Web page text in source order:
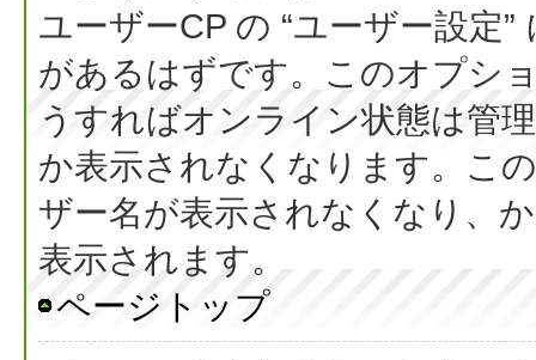
ユーザーCP の “ユーザー設定
があるはずです。このオプシ
うすればオンライン状態は管
か表示されなくなります。こ
ザー名が表示されなくなり、
表示されます。
ページトップ